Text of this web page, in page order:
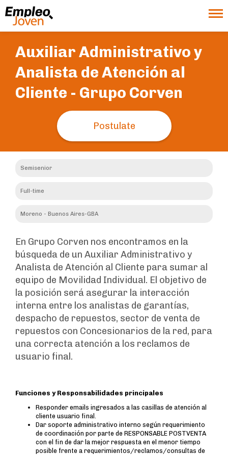
Auxiliar Administrativo y
Analista de Atención al
Cliente - Grupo Corven
Postulate
Semisenior
Full-time
Moreno - Buenos Aires-GBA
En Grupo Corven nos encontramos en la
búsqueda de un Auxiliar Administrativo y
Analista de Atención al Cliente para sumar al
equipo de Movilidad Individual. El objetivo de
la posición será asegurar la interacción
interna entre los analistas de garantías,
despacho de repuestos, sector de venta de
repuestos con Concesionarios de la red, para
una correcta atención a los reclamos de
usuario final.
Funciones y Responsabilidades principales
Responder emails ingresados a las casillas de atención al
cliente usuario final.
Dar soporte administrativo interno según requerimiento
de coordinación por parte de RESPONSABLE POSTVENTA
con el fin de dar la mejor respuesta en el menor tiempo
posible frente a requerimientos/reclamos/consultas de